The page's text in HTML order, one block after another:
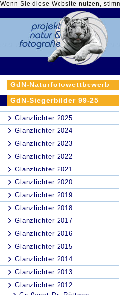
Wenn Sie diese Website nutzen,
GdN-Naturfotowettbewerb
GdN-Siegerbilder 99-25
Glanzlichter 2025
Glanzlichter 2024
Glanzlichter 2023
Glanzlichter 2022
Glanzlichter 2021
Glanzlichter 2020
Glanzlichter 2019
Glanzlichter 2018
Glanzlichter 2017
Glanzlichter 2016
Glanzlichter 2015
Glanzlichter 2014
Glanzlichter 2013
Glanzlichter 2012